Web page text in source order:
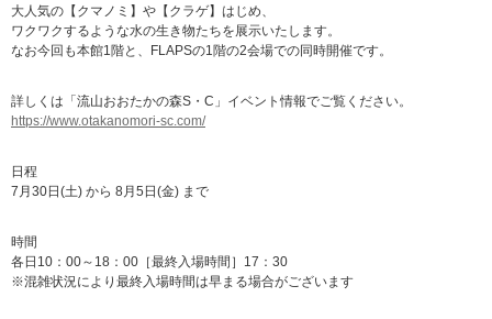
大人気の【クマノミ】や【クラゲ】はじめ、
ワクワクするような水の生き物たちを展示いたします。
なお今回も本館1階と、FLAPSの1階の2会場での同時開催です。
詳しくは「流山おおたかの森S・C」イベント情報でご覧ください。
https://www.otakanomori-sc.com/
日程
7月30日(土) から 8月5日(金) まで
時間
各日10：00～18：00［最終入場時間］17：30
※混雑状況により最終入場時間は早まる場合がございます